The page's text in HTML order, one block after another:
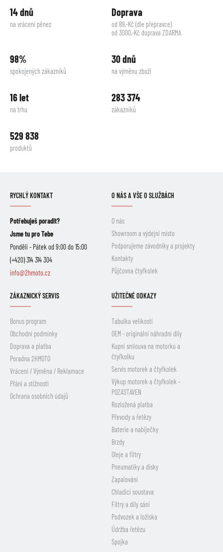
14 dnů
na vrácení pěnez
Doprava
od 89,-Kč (dle přepravce)
od 3000,-Kč doprava ZDARMA
98%
spokojených zákazníků
30 dnů
na výměnu zboží
16 let
na trhu
283 374
zákazníků
529 838
produktů
RYCHLÝ KONTAKT
Potřebuješ poradit?
Jsme tu pro Tebe
Pondělí - Pátek od 9:00 do 15:00
(+420) 314 314 304
info@2hmoto.cz
O NÁS A VŠE O SLUŽBÁCH
O nás
Showroom a výdejní místo
Podporujeme závodníky a projekty
Kontakty
Půjčovna čtyřkolek
ZÁKAZNICKÝ SERVIS
Bonus program
Obchodní podmínky
Doprava a platba
Poradna 2HMOTO
Vrácení / Výměna / Reklamace
Přání a stížnosti
Ochrana osobních údajů
UŽITEČNÉ ODKAZY
Tabulka velikostí
OEM - originální náhradní díly
Kupní smlouva na motorku a
čtyřkolku
Servis motorek a čtyřkolek
Výkup motorek a čtyřkolek -
POZASTAVEN
Rozložená platba
Převody a řetězy
Baterie a nabíječky
Brzdy
Oleje a filtry
Pneumatiky a disky
Zapalování
Chladicí soustava
Filtry a díly sání
Podvozek a ložiska
Údržba řetězu
Spojka